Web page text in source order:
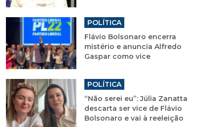
POLÍTICA
Flávio Bolsonaro encerra
mistério e anuncia Alfredo
Gaspar como vice
POLÍTICA
“Não serei eu”: Júlia Zanatta
descarta ser vice de Flávio
Bolsonaro e vai à reeleição